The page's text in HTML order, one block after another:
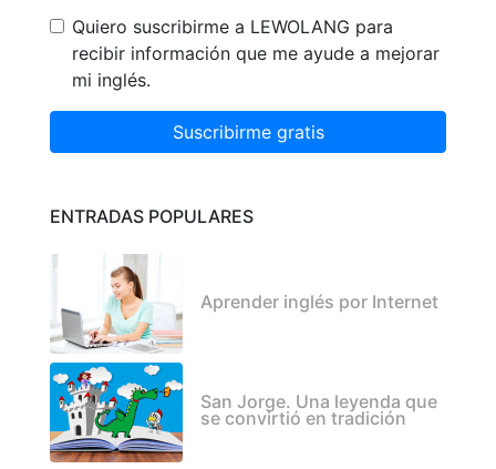
Quiero suscribirme a LEWOLANG para
recibir información que me ayude a mejorar
mi inglés.
Suscribirme gratis
ENTRADAS POPULARES
Aprender inglés por Internet
San Jorge. Una leyenda que
se convirtió en tradición